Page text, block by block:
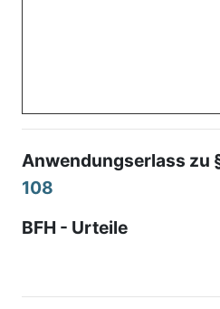
Anwendungserlass zu
108
BFH - Urteile